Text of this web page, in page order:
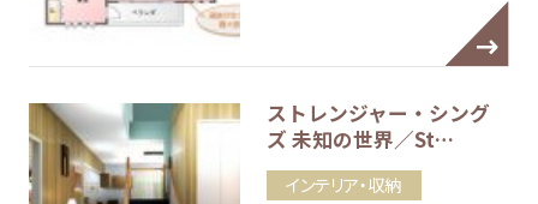
ストレンジャー・シング
ズ 未知の世界／St…
インテリア・収納